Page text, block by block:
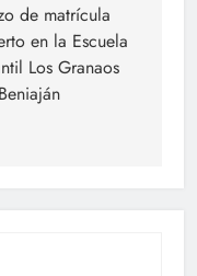
de matrícula
en la Escuela
Los Granaos